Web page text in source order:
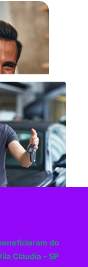
do
Cláudia – SP